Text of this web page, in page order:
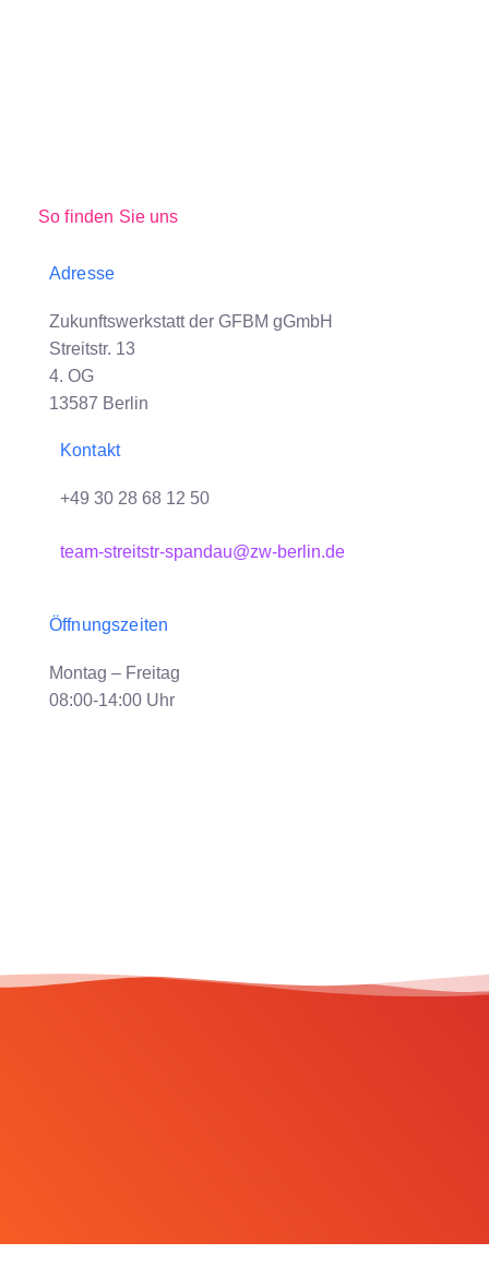
So finden Sie uns
Adresse
Zukunftswerkstatt der GFBM gGmbH
Streitstr. 13
4. OG
13587 Berlin
Kontakt
+49 30 28 68 12 50
team-streitstr-spandau@zw-berlin.de
Öffnungszeiten
Montag – Freitag
08:00-14:00 Uhr